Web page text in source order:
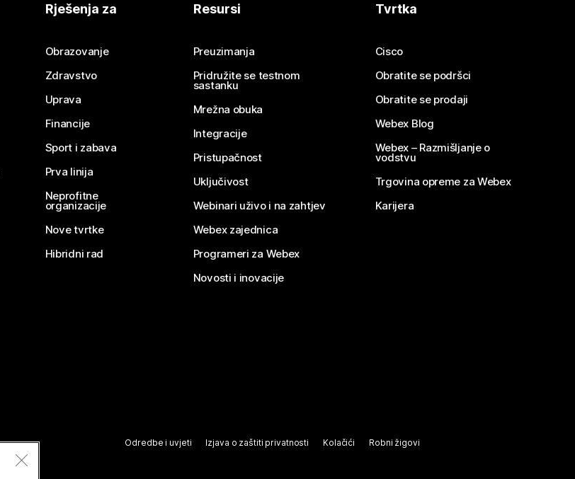
Rješenja za
Obrazovanje
Zdravstvo
Uprava
Financije
Sport i zabava
Prva linija
Neprofitne
organizacije
Nove tvrtke
Hibridni rad
Resursi
Preuzimanja
Pridružite se testnom
sastanku
Mrežna obuka
Integracije
Pristupačnost
Uključivost
Webinari uživo i na zahtjev
Webex zajednica
Programeri za Webex
Novosti i inovacije
Tvrtka
Cisco
Obratite se podršci
Obratite se prodaji
Webex Blog
Webex – Razmišljanje o
vodstvu
Trgovina opreme za Webex
Karijera
Odredbe i uvjeti Izjava o zaštiti privatnosti Kolačići Robni žigovi